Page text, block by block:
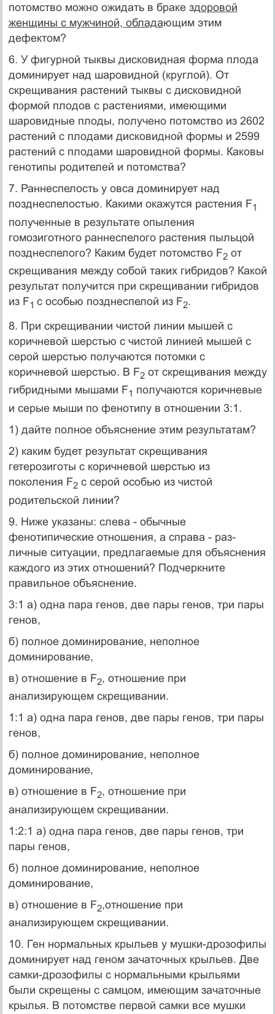
потомство можно ожидать в браке здоровой
женщины с мужчиной, обладающим этим
дефектом?
6. У фигурной тыквы дисковидная форма плода
доминирует над шаровидной (круглой). От
скрещивания растений тыквы с дисковидной
формой плодов с растениями, имеющими
шаровидные плоды, получено потомство из 2602
рас­тений с плодами дисковидной формы и 2599
растений с плодами шаровидной формы. Каковы
генотипы родителей и потомства?
7. Раннеспелость у овса доминирует над
позднеспелостью. Какими окажутся растения F1
полученные в результате опыления
гомозиготного раннеспелого растения пыльцой
позднеспелого? Каким будет потомство F2от
скрещивания между собой таких гибридов? Какой
результат получится при скрещивании гибридов
из F1 с особью позднеспелой из F2.
8. При скрещивании чистой линии мышей с
коричневой шерстью с чистой ли­нией мышей с
серой шерстью получаются потомки с
коричневой шерстью. В F2от скрещивания между
гибридными мышами F1 получаются коричневые
и се­рые мыши по фенотипу в отношении 3:1.
1) дайте полное объяснение этим результатам?
2) каким будет результат скрещивания
гетерозиготы с коричневой шер­стью из
поколения F2с серой особью из чистой
родительской линии?
9. Ниже указаны: слева - обычные
фенотипические отношения, а справа - раз­
личные ситуации, предлагаемые для объяснения
каждого из этих отношений? Подчеркните
правильное объяснение.
3:1 а) одна пара генов, две пары генов, три пары
генов,
б) полное доминирование, неполное
доминирование,
в) отношение в F2, отношение при
анализирующем скрещивании.
1:1 а) одна пара генов, две пары генов, три пары
генов,
б) полное доминирование, неполное
доминирование,
в) отношение в F2, отношение при
анализирующем скрещивании.
1:2:1 а) одна пара генов, две пары генов, три
пары генов,
б) полное доминирование, неполное
доминирование,
в) отношение в F2,отношение при
анализирующем скрещивании.
10. Ген нормальных крыльев у мушки-дрозофилы
доминирует над геном зача­точных крыльев. Две
самки-дрозофилы с нормальными крыльями
были скре­щены с самцом, имеющим зачаточные
крылья. В потомстве первой самки все мушки